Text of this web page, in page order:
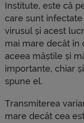
Institute, este că
care sunt
virusul și acest
mai mare decât în
aceea măștile și
importante, chiar
spune el.
Transmiterea
mare decât cea